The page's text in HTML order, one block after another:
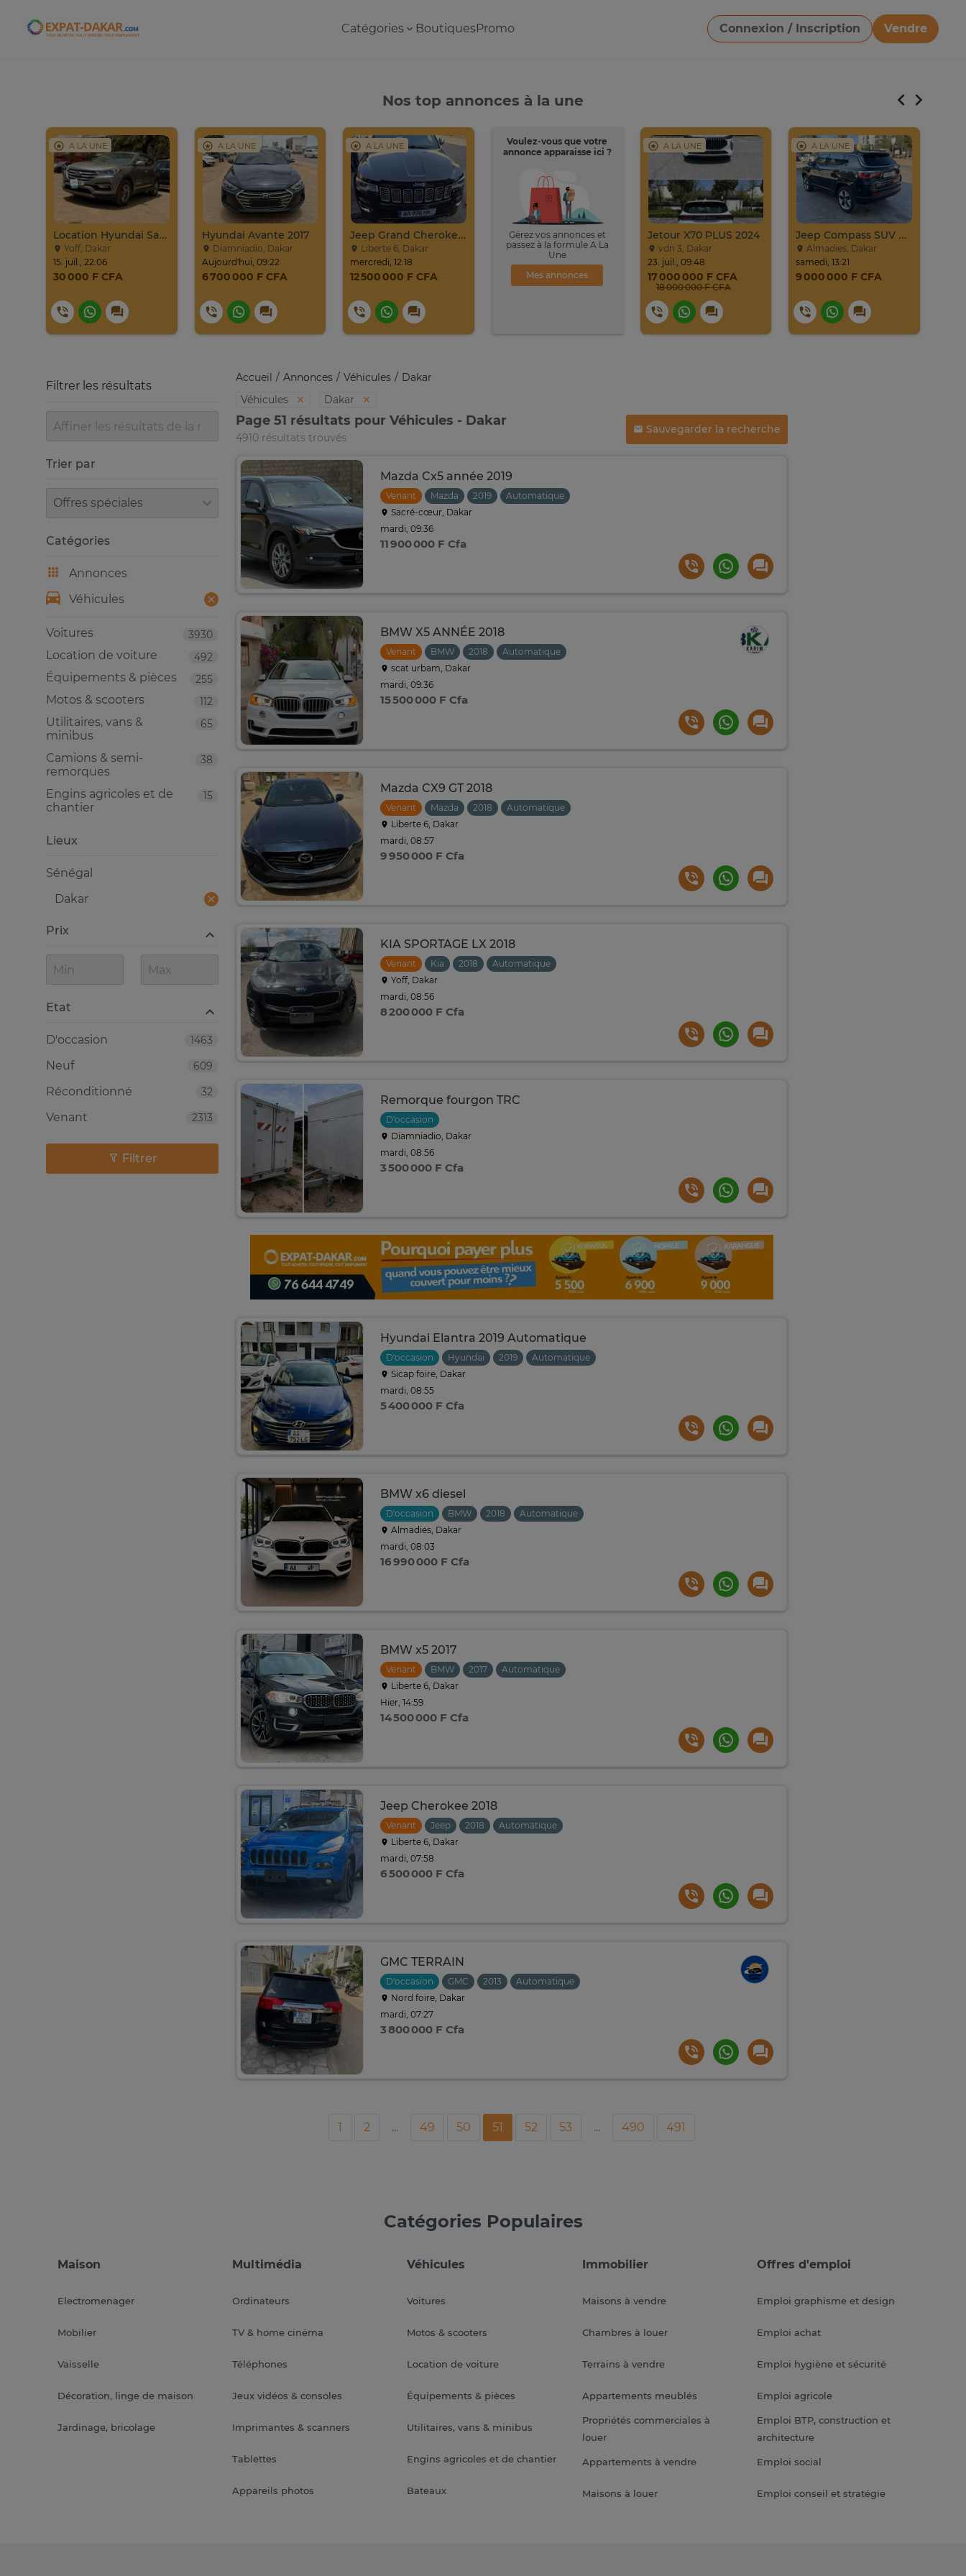
Expat-Dakar Catégories BoutiquesPromo Connexion / Inscription
Vendre
Télécharger une image
Nos top annonces à la une
A LA UNE
Location Hyundai Santafé Sport
Yoff, Dakar
15. juil., 22:06
30 000 F CFA
A LA UNE
Hyundai Avante 2017
Diamniadio, Dakar
Aujourd'hui, 09:22
6 700 000 F CFA
A LA UNE
Jeep Grand Cherokee Overland 2019 À Vendre
Liberte 6, Dakar
mercredi, 12:18
12 500 000 F CFA
Voulez-vous que votre
annonce apparaisse ici ?
Gérez vos annonces et
passez à la formule A La
Une
Mes annonces
A LA UNE
Jetour X70 PLUS 2024
vdn 3, Dakar
23. juil., 09:48
17 000 000 F CFA
18 000 000 F CFA
A LA UNE
Jeep Compass SUV Noir Essence Automatique
Almadies, Dakar
samedi, 13:21
9 000 000 F CFA
Accueil Annonces Véhicules
Dakar
Véhicules
Dakar
Page 51 résultats pour Véhicules - Dakar
4910 résultats trouvés
Sauvegarder la recherche
Mazda Cx5 année 2019
Venant Mazda 2019
Automatique
Sacré-cœur, Dakar
mardi, 09:36
11 900 000 F Cfa
BMW X5 ANNÉE 2018
Venant BMW 2018
Automatique
scat urbam, Dakar
mardi, 09:36
15 500 000 F Cfa
Mazda CX9 GT 2018
Venant Mazda 2018
Automatique
Liberte 6, Dakar
mardi, 08:57
9 950 000 F Cfa
KIA SPORTAGE LX 2018
Venant Kia 2018
Automatique
Yoff, Dakar
mardi, 08:56
8 200 000 F Cfa
Remorque fourgon TRC
D'occasion
Diamniadio, Dakar
mardi, 08:56
3 500 000 F Cfa
Hyundai Elantra 2019 Automatique
D'occasion Hyundai 2019
Automatique
Sicap foire, Dakar
mardi, 08:55
5 400 000 F Cfa
BMW x6 diesel
D'occasion BMW 2018
Automatique
Almadies, Dakar
mardi, 08:03
16 990 000 F Cfa
BMW x5 2017
Venant BMW 2017
Automatique
Liberte 6, Dakar
Hier, 14:59
14 500 000 F Cfa
Jeep Cherokee 2018
Venant Jeep 2018
Automatique
Liberte 6, Dakar
mardi, 07:58
6 500 000 F Cfa
GMC TERRAIN
D'occasion GMC 2013
Automatique
Nord foire, Dakar
mardi, 07:27
3 800 000 F Cfa
1 2 ... 49 50 51 52 53 ... 490 491
Filtrer les résultats
Trier par
Trier par
Catégories
Annonces
Véhicules
3930
Voitures
492
Location de voiture
255
Équipements & pièces
112
Motos & scooters
65
Utilitaires, vans &
minibus
38
Camions & semi-
remorques
15
Engins agricoles et de
chantier
Lieux
Sénégal
Dakar
Prix
Etat
1463
D'occasion
609
Neuf
32
Réconditionné
2313
Venant
Filtrer
Catégories Populaires
Maison
Electromenager
Mobilier
Vaisselle
Décoration, linge de maison
Jardinage, bricolage
Multimédia
Ordinateurs
TV & home cinéma
Téléphones
Jeux vidéos & consoles
Imprimantes & scanners
Tablettes
Appareils photos
Véhicules
Voitures
Motos & scooters
Location de voiture
Équipements & pièces
Utilitaires, vans & minibus
Engins agricoles et de chantier
Bateaux
Immobilier
Maisons à vendre
Chambres à louer
Terrains à vendre
Appartements meublés
Propriétés commerciales à
louer
Appartements à vendre
Maisons à louer
Offres d'emploi
Emploi graphisme et design
Emploi achat
Emploi hygiène et sécurité
Emploi agricole
Emploi BTP, construction et
architecture
Emploi social
Emploi conseil et stratégie